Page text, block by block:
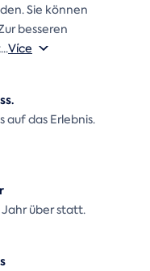
Sie können
besseren
...Více
auf das Erlebnis.
über statt.